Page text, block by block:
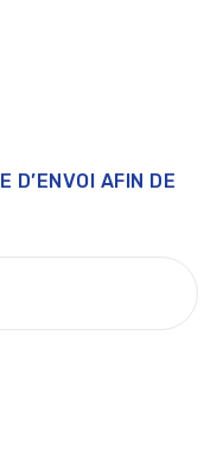
D’ENVOI AFIN DE